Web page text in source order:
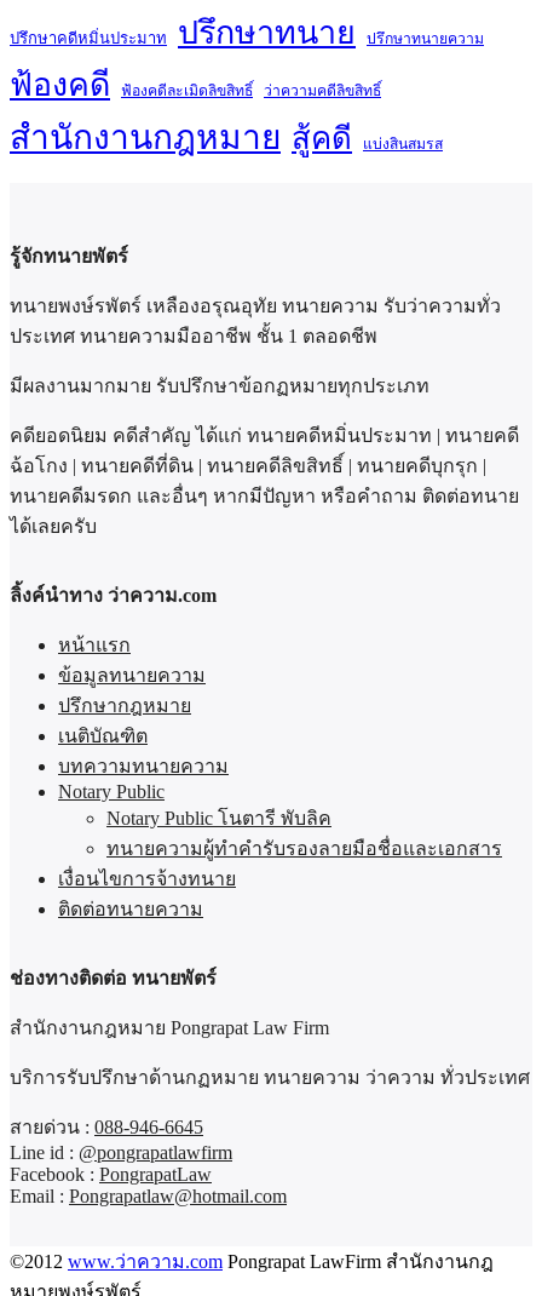
ปรึกษาคดีหมิ่นประมาท ปรึกษาทนาย ปรึกษาทนายความ
ฟ้องคดี ฟ้องคดีละเมิดลิขสิทธิ์ ว่าความคดีลิขสิทธิ์
สำนักงานกฎหมาย สู้คดี แบ่งสินสมรส
รู้จักทนายพัตร์
ทนายพงษ์รพัตร์ เหลืองอรุณอุทัย ทนายความ รับว่าความทั่ว
ประเทศ ทนายความมืออาชีพ ชั้น 1 ตลอดชีพ
มีผลงานมากมาย รับปรึกษาข้อกฏหมายทุกประเภท
คดียอดนิยม คดีสำคัญ ได้แก่ ทนายคดีหมิ่นประมาท | ทนายคดี
ฉ้อโกง | ทนายคดีที่ดิน | ทนายคดีลิขสิทธิ์ | ทนายคดีบุกรุก |
ทนายคดีมรดก และอื่นๆ หากมีปัญหา หรือคำถาม ติดต่อทนาย
ได้เลยครับ
ลิ้งค์นำทาง ว่าความ.com
หน้าแรก
ข้อมูลทนายความ
ปรึกษากฎหมาย
เนติบัณฑิต
บทความทนายความ
Notary Public
Notary Public โนตารี พับลิค
ทนายความผู้ทำคำรับรองลายมือชื่อและเอกสาร
เงื่อนไขการจ้างทนาย
ติดต่อทนายความ
ช่องทางติดต่อ ทนายพัตร์
สำนักงานกฎหมาย Pongrapat Law Firm
บริการรับปรึกษาด้านกฏหมาย ทนายความ ว่าความ ทั่วประเทศ
สายด่วน : 088-946-6645
Line id : @pongrapatlawfirm
Facebook : PongrapatLaw
Email : Pongrapatlaw@hotmail.com
©2012 www.ว่าความ.com Pongrapat LawFirm สำนักงานกฎ